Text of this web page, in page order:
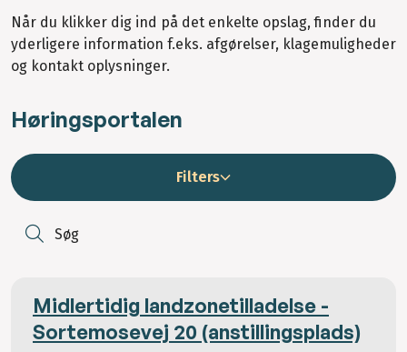
Når du klikker dig ind på det enkelte opslag, finder du
yderligere information f.eks. afgørelser, klagemuligheder
og kontakt oplysninger.
Høringsportalen
Filters
Midlertidig landzonetilladelse -
Sortemosevej 20 (anstillingsplads)